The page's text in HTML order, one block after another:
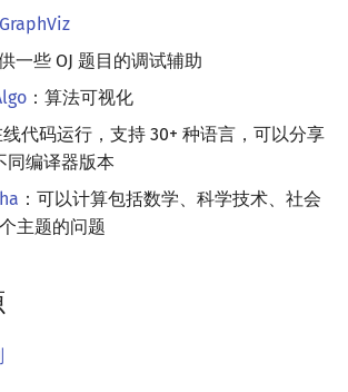
GraphViz
一些 OJ 题目的调试辅助
：算法可视化
线代码运行，支持 30+ 种语言，可以分享
同编译器版本
：可以计算包括数学、科学技术、社会
主题的问题